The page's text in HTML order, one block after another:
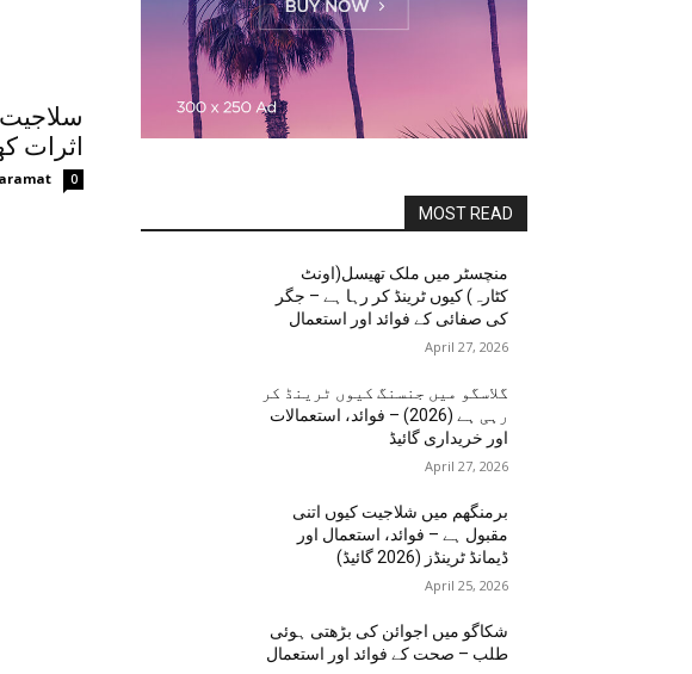
اثرات
0
MOST READ
منچسٹر میں ملک تھیسل(اونٹ
کٹارہ) کیوں ٹرینڈ کر رہا ہے – جگر
کی صفائی کے فوائد اور استعمال
April 27, 2026
گلاسگو میں جنسنگ کیوں ٹرینڈ کر
رہی ہے (2026) – فوائد، استعمالات
اور خریداری گائیڈ
April 27, 2026
برمنگھم میں شلاجیت کیوں اتنی
مقبول ہے – فوائد، استعمال اور
ڈیمانڈ ٹرینڈز (2026 گائیڈ)
April 25, 2026
شکاگو میں اجوائن کی بڑھتی ہوئی
طلب – صحت کے فوائد اور استعمال